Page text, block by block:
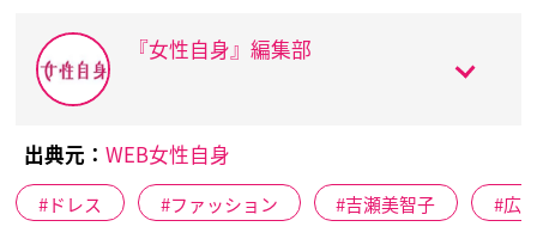
『女性自身』編集部
出典元： WEB女性自身
ドレス ファッション 吉瀬美智子 広